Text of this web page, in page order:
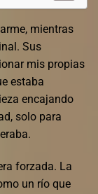
mientras
Sus
mis propias
estaba
encajando
solo para
forzada. La
un río que